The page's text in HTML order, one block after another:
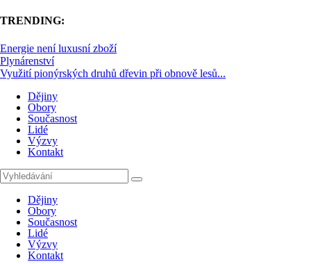
TRENDING:
Energie není luxusní zboží
Plynárenství
Využití pionýrských druhů dřevin při obnově lesů...
Dějiny
Obory
Současnost
Lidé
Výzvy
Kontakt
Dějiny
Obory
Současnost
Lidé
Výzvy
Kontakt